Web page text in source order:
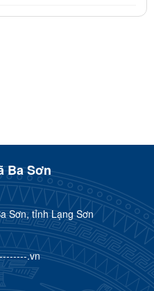
Ba Sơn
Sơn, tỉnh Lạng Sơn
.vn